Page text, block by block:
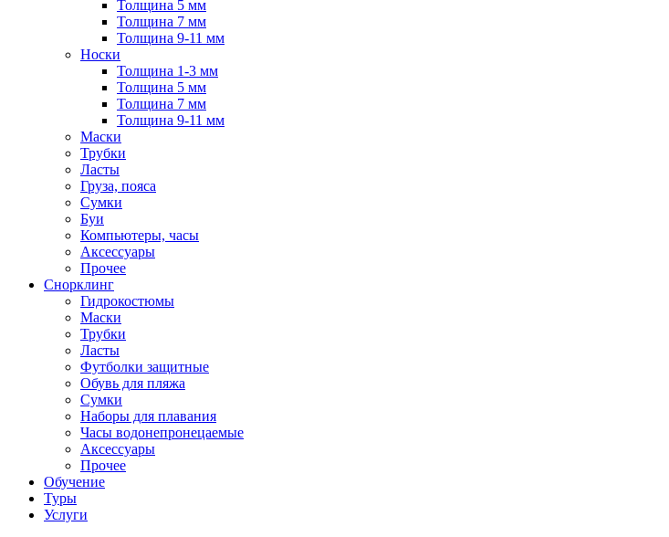
Толщина 5 мм
Толщина 7 мм
Толщина 9-11 мм
Носки
Толщина 1-3 мм
Толщина 5 мм
Толщина 7 мм
Толщина 9-11 мм
Маски
Трубки
Ласты
Груза, пояса
Сумки
Буи
Компьютеры, часы
Аксессуары
Прочее
Снорклинг
Гидрокостюмы
Маски
Трубки
Ласты
Футболки защитные
Обувь для пляжа
Сумки
Наборы для плавания
Часы водонепронецаемые
Аксессуары
Прочее
Обучение
Туры
Услуги